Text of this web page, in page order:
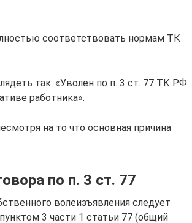
соответствовать нормам ТК
так: «Уволен по п. 3 ст. 77 ТК РФ
работника».
на то что основная причина
по п. 3 ст. 77
волеизъявления следует
3 части 1 статьи 77 (общий